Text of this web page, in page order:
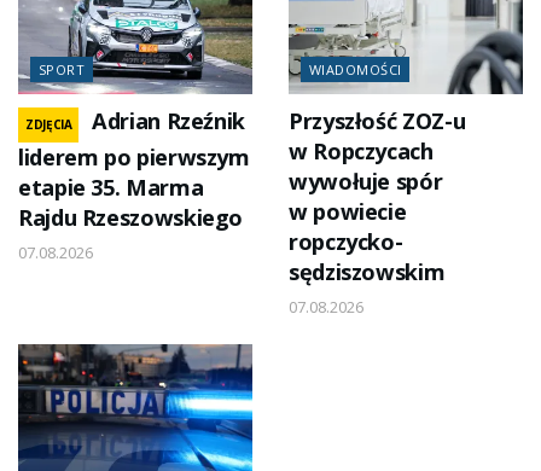
SPORT
ZDJĘCIA
Adrian Rzeźnik
liderem po pierwszym
etapie 35. Marma
Rajdu Rzeszowskiego
07.08.2026
WIADOMOŚCI
Przyszłość ZOZ-u
w Ropczycach
wywołuje spór
w powiecie
ropczycko-
sędziszowskim
07.08.2026